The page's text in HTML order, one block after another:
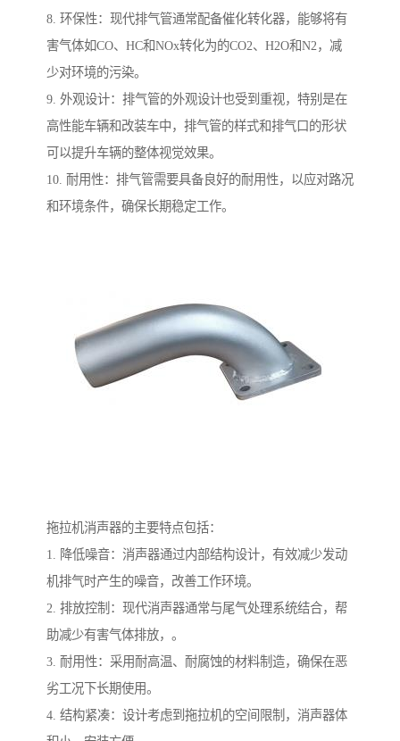
8. 环保性：现代排气管通常配备催化转化器，能够将有
害气体如CO、HC和NOx转化为的CO2、H2O和N2，减
少对环境的污染。
9. 外观设计：排气管的外观设计也受到重视，特别是在
高性能车辆和改装车中，排气管的样式和排气口的形状
可以提升车辆的整体视觉效果。
10. 耐用性：排气管需要具备良好的耐用性，以应对路况
和环境条件，确保长期稳定工作。
拖拉机消声器的主要特点包括：
1. 降低噪音：消声器通过内部结构设计，有效减少发动
机排气时产生的噪音，改善工作环境。
2. 排放控制：现代消声器通常与尾气处理系统结合，帮
助减少有害气体排放，。
3. 耐用性：采用耐高温、耐腐蚀的材料制造，确保在恶
劣工况下长期使用。
4. 结构紧凑：设计考虑到拖拉机的空间限制，消声器体